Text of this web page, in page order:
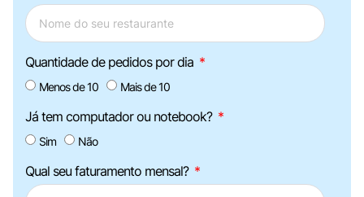
Quantidade de pedidos por dia
Menos de 10 Mais de 10
Já tem computador ou notebook?
Sim Não
Qual seu faturamento mensal?